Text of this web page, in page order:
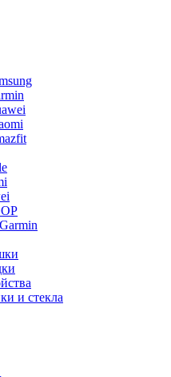
и стекла